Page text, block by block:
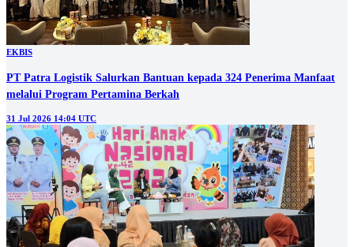
EKBIS
PT Patra Logistik Salurkan Bantuan kepada 324 Penerima Manfaat
melalui Program Pertamina Berkah
31 Jul 2026 14:04 UTC